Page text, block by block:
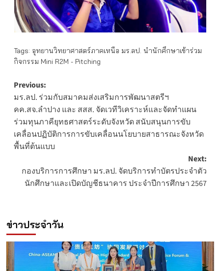
Tags: อุทยานวิทยาศาสตร์ภาคเหนือ มร.ลป. นำนักศึกษาเข้าร่วม
กิจกรรม Mini R2M - Pitching
Post
navigation
Previous:
มร.ลป. ร่วมกับสมาคมส่งเสริมการพัฒนาสตรีฯ
คค.สจ.ลำปาง และ สสส. จัดเวทีวิเคราะห์และจัดทำแผน
ร่วมทุนภาคียุทธศาสตร์ระดับจังหวัด สนับสนุนการขับ
เคลื่อนปฏิบัติการการขับเคลื่อนนโยบายสาธารณะจังหวัด
พื้นที่ต้นแบบ
Next:
กองบริการการศึกษา มร.ลป. จัดบริการทำบัตรประจำตัว
นักศึกษาและเปิดบัญชีธนาคาร ประจำปีการศึกษา 2567
ข่าวประจำวัน